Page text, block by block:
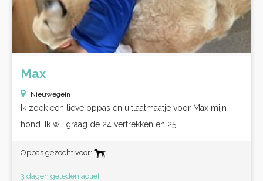
Max
Nieuwegein
Ik zoek een lieve oppas en uitlaatmaatje voor Max mijn
hond. Ik wil graag de 24 vertrekken en 25...
Oppas gezocht voor:
3 dagen geleden actief